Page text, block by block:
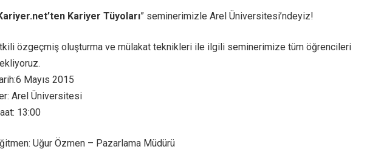
Kariyer Tüyoları” seminerimizle Arel Üniversitesi’ndeyiz!
özgeçmiş oluşturma ve mülakat teknikleri ile ilgili seminerimize tüm öğrencileri
Mayıs 2015
Arel Üniversitesi
13:00
Uğur Özmen – Pazarlama Müdürü